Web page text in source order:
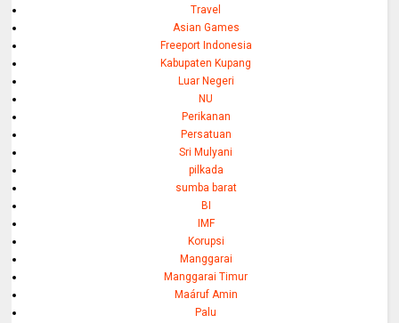
Travel
Asian Games
Freeport Indonesia
Kabupaten Kupang
Luar Negeri
NU
Perikanan
Persatuan
Sri Mulyani
pilkada
sumba barat
BI
IMF
Korupsi
Manggarai
Manggarai Timur
Maáruf Amin
Palu